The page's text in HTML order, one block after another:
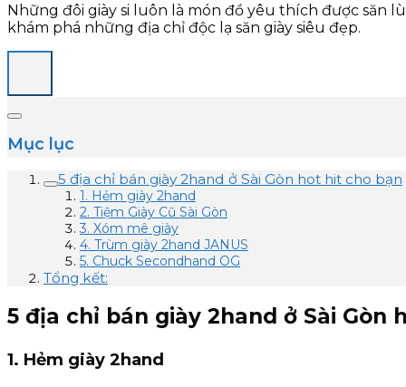
Những đôi giày si luôn là món đồ yêu thích được săn
khám phá những địa chỉ độc lạ săn giày siêu đẹp.
Mục lục
5 địa chỉ bán giày 2hand ở Sài Gòn hot hit cho bạn
1. Hẻm giày 2hand
2. Tiệm Giày Cũ Sài Gòn
3. Xóm mê giày
4. Trùm giày 2hand JANUS
5. Chuck Secondhand OG
Tổng kết:
5 địa chỉ bán giày 2hand ở Sài Gòn
1. Hẻm giày 2hand